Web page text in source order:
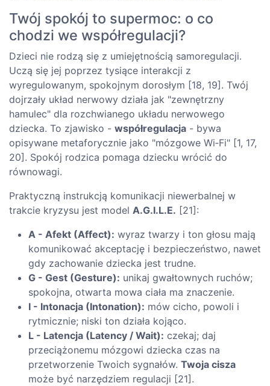
Twój spokój to supermoc: o co
chodzi we współregulacji?
Dzieci nie rodzą się z umiejętnością samoregulacji.
Uczą się jej poprzez tysiące interakcji z
wyregulowanym, spokojnym dorosłym [18, 19]. Twój
dojrzały układ nerwowy działa jak "zewnętrzny
hamulec" dla rozchwianego układu nerwowego
dziecka. To zjawisko - współregulacja - bywa
opisywane metaforycznie jako "mózgowe Wi‑Fi" [1, 17,
20]. Spokój rodzica pomaga dziecku wrócić do
równowagi.
Praktyczną instrukcją komunikacji niewerbalnej w
trakcie kryzysu jest model A.G.I.L.E. [21]:
A - Afekt (Affect): wyraz twarzy i ton głosu mają
komunikować akceptację i bezpieczeństwo, nawet
gdy zachowanie dziecka jest trudne.
G - Gest (Gesture): unikaj gwałtownych ruchów;
spokojna, otwarta mowa ciała ma znaczenie.
I - Intonacja (Intonation): mów cicho, powoli i
rytmicznie; niski ton działa kojąco.
L - Latencja (Latency / Wait): czekaj; daj
przeciążonemu mózgowi dziecka czas na
przetworzenie Twoich sygnałów. Twoja cisza
może być narzędziem regulacji [21].